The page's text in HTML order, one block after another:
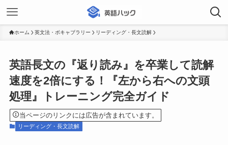
ホーム 英文法・ボキャブラリー リーディング・長文読解
英語長文の『返り読み』を卒業して読解
速度を2倍にする！『左から右への文頭
処理』トレーニング完全ガイド
当ページのリンクには広告が含まれています。
リーディング・長文読解